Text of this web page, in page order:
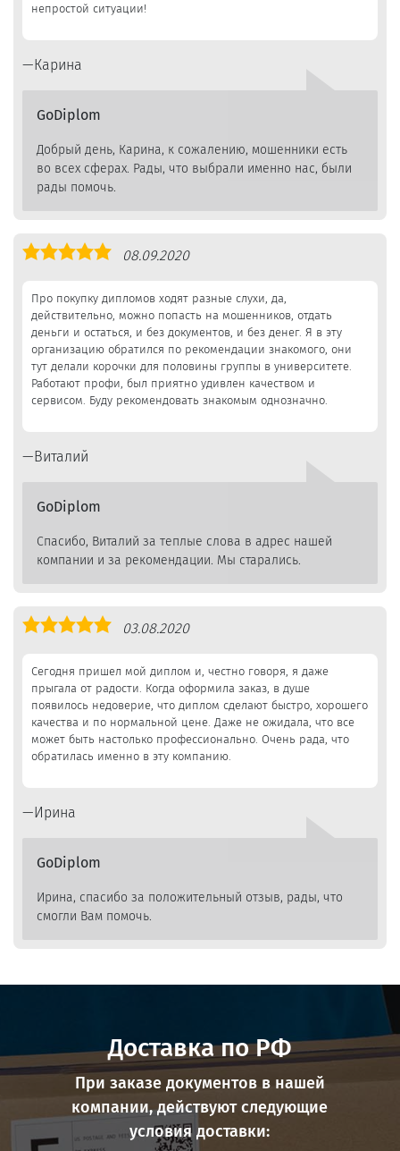
непростой ситуации!
Карина
GoDiplom
Добрый день, Карина, к сожалению, мошенники есть
во всех сферах. Рады, что выбрали именно нас, были
рады помочь.
Оценка
08.09.2020
Про покупку дипломов ходят разные слухи, да,
действительно, можно попасть на мошенников, отдать
деньги и остаться, и без документов, и без денег. Я в эту
организацию обратился по рекомендации знакомого, они
тут делали корочки для половины группы в университете.
Работают профи, был приятно удивлен качеством и
сервисом. Буду рекомендовать знакомым однозначно.
Виталий
GoDiplom
Спасибо, Виталий за теплые слова в адрес нашей
компании и за рекомендации. Мы старались.
Оценка
03.08.2020
Сегодня пришел мой диплом и, честно говоря, я даже
прыгала от радости. Когда оформила заказ, в душе
появилось недоверие, что диплом сделают быстро, хорошего
качества и по нормальной цене. Даже не ожидала, что все
может быть настолько профессионально. Очень рада, что
обратилась именно в эту компанию.
Ирина
GoDiplom
Ирина, спасибо за положительный отзыв, рады, что
смогли Вам помочь.
Доставка по РФ
При заказе документов в нашей
компании, действуют следующие
условия доставки: